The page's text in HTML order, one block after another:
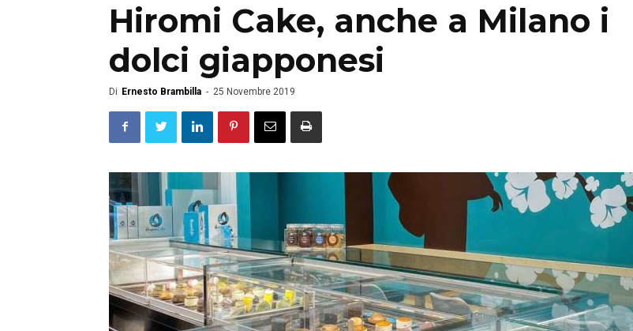
Hiromi Cake, anche a Milano i
dolci giapponesi
Di Ernesto Brambilla - 25 Novembre 2019